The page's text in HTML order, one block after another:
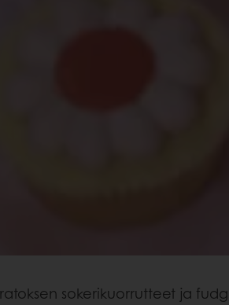
sokerikuorrutteet ja